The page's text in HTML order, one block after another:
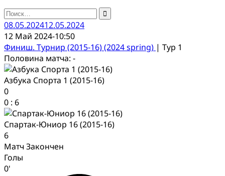
Найти:
08.05.202412.05.2024
12 Май 2024-10:50
Финиш. Турнир (2015-16) (2024 spring) | Тур 1
Половина матча: -
Азбука Спорта 1 (2015-16)
0
0 : 6
Спартак-Юниор 16 (2015-16)
6
Матч Закончен
Голы
0'